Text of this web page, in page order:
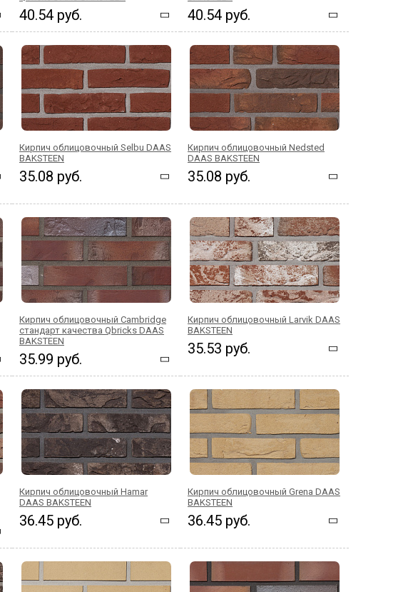
40.54 руб. 40.54 руб.
Кирпич облицовочный Selbu DAAS
BAKSTEEN
35.08 руб.
Кирпич облицовочный Nedsted
DAAS BAKSTEEN
35.08 руб.
Кирпич облицовочный Cambridge
стандарт качества Qbricks DAAS
BAKSTEEN
35.99 руб.
Кирпич облицовочный Larvik DAAS
BAKSTEEN
35.53 руб.
Кирпич облицовочный Hamar
DAAS BAKSTEEN
36.45 руб.
Кирпич облицовочный Grena DAAS
BAKSTEEN
36.45 руб.